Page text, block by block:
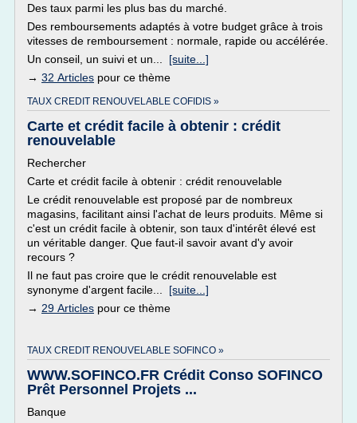
Des taux parmi les plus bas du marché.
Des remboursements adaptés à votre budget grâce à trois
vitesses de remboursement : normale, rapide ou accélérée.
Un conseil, un suivi et un... [suite...]
→ 32 Articles pour ce thème
TAUX CREDIT RENOUVELABLE COFIDIS »
Carte et crédit facile à obtenir : crédit
renouvelable
Rechercher
Carte et crédit facile à obtenir : crédit renouvelable
Le crédit renouvelable est proposé par de nombreux
magasins, facilitant ainsi l'achat de leurs produits. Même si
c'est un crédit facile à obtenir, son taux d'intérêt élevé est
un véritable danger. Que faut-il savoir avant d'y avoir
recours ?
Il ne faut pas croire que le crédit renouvelable est
synonyme d'argent facile... [suite...]
→ 29 Articles pour ce thème
TAUX CREDIT RENOUVELABLE SOFINCO »
WWW.SOFINCO.FR Crédit Conso SOFINCO
Prêt Personnel Projets ...
Banque